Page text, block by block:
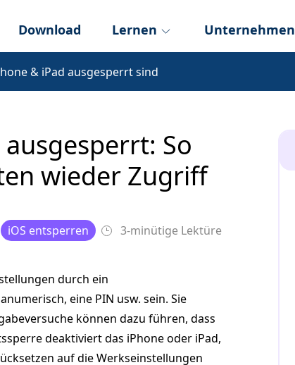
Download Lernen Unternehmen
& iPad ausgesperrt sind
So
wieder Zugriff
iOS entsperren 3-minütige Lektüre
durch ein
eine PIN usw. sein. Sie
können dazu führen, dass
deaktiviert das iPhone oder iPad,
auf die Werkseinstellungen